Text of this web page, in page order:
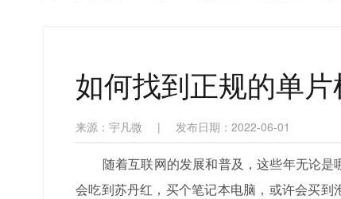
如何找到正规的单片
来源：宇凡微 | 发布日期：2022-06-01
随着互联网的发展和普及，这些年无论是
会吃到苏丹红，买个笔记本电脑，或许会买